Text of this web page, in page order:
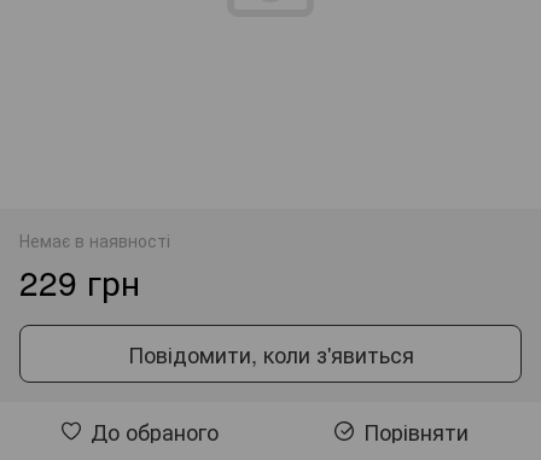
Немає в наявності
229 грн
Повідомити, коли з'явиться
До обраного Порівняти